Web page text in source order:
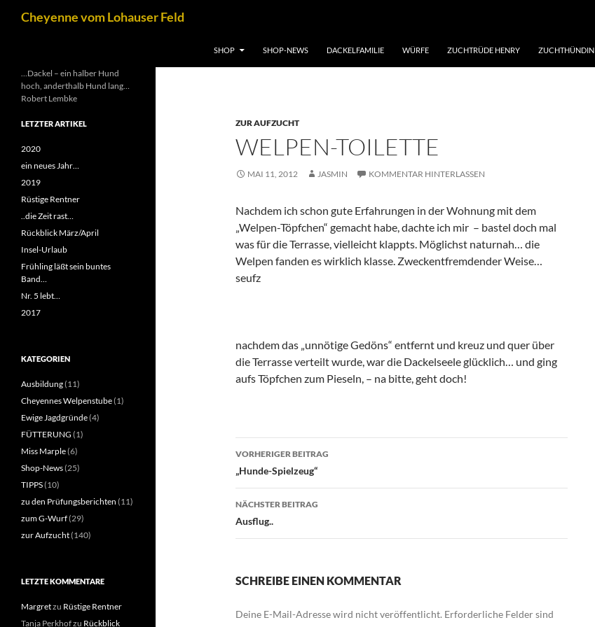
InhaltCheyenne vom Lohauser Feld
SHOP SHOP-NEWS DACKELFAMILIE WÜRFE ZUCHTRÜDE HENRY ZUCHTHÜNDIN
ZUR AUFZUCHT
WELPEN-TOILETTE
MAI 11, 2012 JASMIN KOMMENTAR HINTERLASSEN
Nachdem ich schon gute Erfahrungen in der Wohnung mit dem
„Welpen-Töpfchen“ gemacht habe, dachte ich mir – bastel doch mal
was für die Terrasse, vielleicht klappts. Möglichst naturnah… die
Welpen fanden es wirklich klasse. Zweckentfremdender Weise…
seufz
nachdem das „unnötige Gedöns“ entfernt und kreuz und quer über
die Terrasse verteilt wurde, war die Dackelseele glücklich… und ging
aufs Töpfchen zum Pieseln, – na bitte, geht doch!
Beitragsnavigation
VORHERIGER BEITRAG
„Hunde-Spielzeug“
NÄCHSTER BEITRAG
Ausflug..
SCHREIBE EINEN KOMMENTAR
Deine E-Mail-Adresse wird nicht veröffentlicht. Erforderliche Felder sind
…Dackel – ein halber Hund
hoch, anderthalb Hund lang…
Robert Lembke
LETZTER ARTIKEL
2020
ein neues Jahr…
2019
Rüstige Rentner
..die Zeit rast…
Rückblick März/April
Insel-Urlaub
Frühling läßt sein buntes
Band…
Nr. 5 lebt…
2017
KATEGORIEN
Ausbildung(11)
Cheyennes Welpenstube(1)
Ewige Jagdgründe(4)
FÜTTERUNG (1)
Miss Marple(6)
Shop-News(25)
TIPPS(10)
zu den Prüfungsberichten (11)
zum G-Wurf(29)
zur Aufzucht(140)
LETZTE KOMMENTARE
Margretzu Rüstige Rentner
Tanja Perkhofzu Rückblick